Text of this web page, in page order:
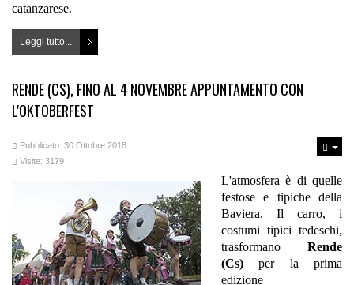
catanzarese.
Leggi tutto...
RENDE (CS), FINO AL 4 NOVEMBRE APPUNTAMENTO CON
L'OKTOBERFEST
Pubblicato: 30 Ottobre 2018
Visite: 3179
L'atmosfera è di quelle
festose e tipiche della
Baviera. Il carro, i
costumi tipici tedeschi,
trasformano Rende
(Cs) per la prima
edizione